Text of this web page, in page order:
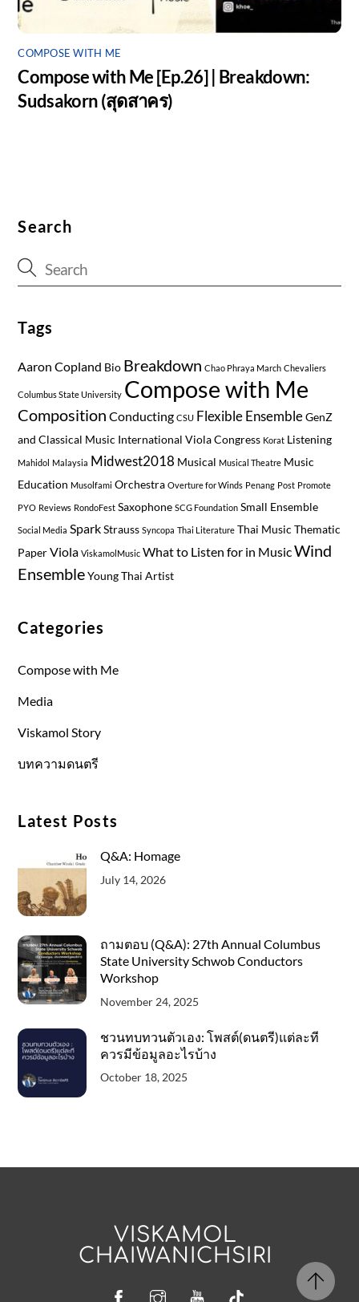
COMPOSE WITH ME
Compose with Me [Ep.26] | Breakdown:
Sudsakorn (สุดสาคร)
Search
Tags
Aaron Copland Bio Breakdown Chao Phraya March Chevaliers
Columbus State University Compose with Me
Composition Conducting CSU Flexible Ensemble GenZ
and Classical Music International Viola Congress Korat Listening
Mahidol Malaysia Midwest2018 Musical Musical Theatre Music
Education Musolfami Orchestra Overture for Winds Penang Post Promote
PYO Reviews RondoFest Saxophone SCG Foundation Small Ensemble
Social Media Spark Strauss Syncopa Thai Literature Thai Music Thematic
Paper Viola ViskamolMusic What to Listen for in MusicWind
Ensemble Young Thai Artist
Categories
Compose with Me
Media
Viskamol Story
บทความดนตรี
Latest Posts
Q&A: Homage
July 14, 2026
ถามตอบ (Q&A): 27th Annual Columbus
State University Schwob Conductors
Workshop
November 24, 2025
ชวนทบทวนตัวเอง: โพสต์(ดนตรี)แต่ละที
ควรมีข้อมูลอะไรบ้าง
October 18, 2025
VISKAMOL
CHAIWANICHSIRI
FacebookInstagramYouTube